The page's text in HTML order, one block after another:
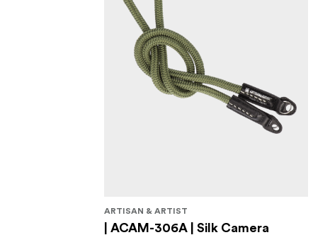
ARTISAN & ARTIST
| ACAM-306A | Silk Camera